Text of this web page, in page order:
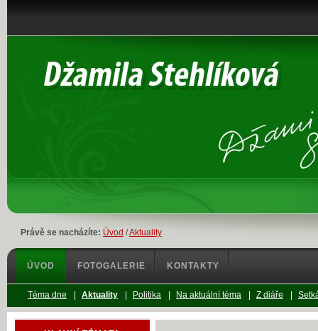
Právě se nacházíte: Úvod /Aktuality
ÚVOD FOTOGALERIE KONTAKTY
Téma dne Aktuality Politika Na aktuální téma Z diáře